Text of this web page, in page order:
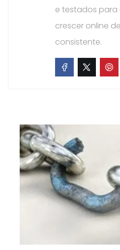
e testados para
crescer online
consistente.